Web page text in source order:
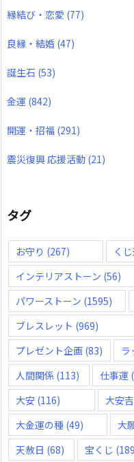
縁結び・恋愛 (77)
良縁・結婚 (47)
誕生石 (53)
金運 (842)
開運・招福 (291)
震災復興 応援活動 (21)
タグ
お守り (267) く
インテリアストーン (56)
パワーストーン (1595)
ブレスレット (969)
プレゼント企画 (83) ラ
人間関係 (113) 仕事運
大安 (116) 大安
大金運の種 (49) 大
天赦日 (68) 宝くじ